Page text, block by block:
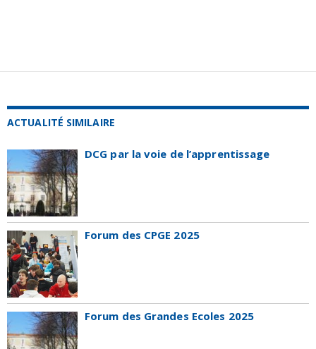
ACTUALITÉ SIMILAIRE
DCG par la voie de l’apprentissage
Forum des CPGE 2025
Forum des Grandes Ecoles 2025